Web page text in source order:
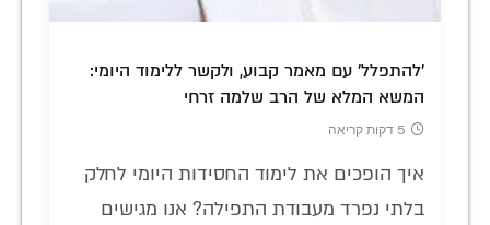
'להתפלל' עם מאמר קבוע, ולקשר ללימוד היומי:
המשא המלא של הרב שלמה זרחי
5 דקות קריאה
איך הופכים את לימוד החסידות היומי לחלק
בלתי נפרד מעבודת התפילה? אנו מגישים